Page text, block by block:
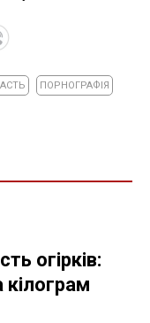
ПОРНОГРАФІЯ
огірків:
кілограм